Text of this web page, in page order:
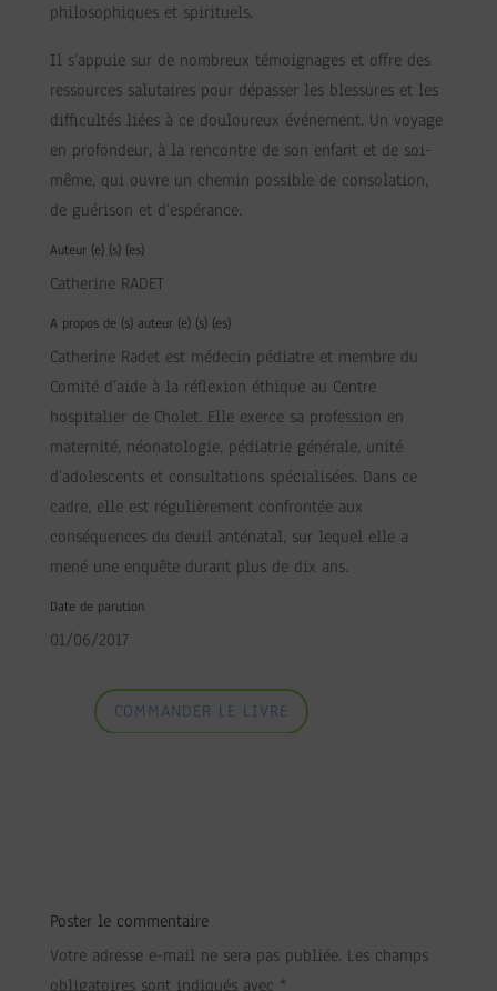
philosophiques et spirituels.
Il s’appuie sur de nombreux témoignages et offre des
ressources salutaires pour dépasser les blessures et les
difficultés liées à ce douloureux événement. Un voyage
en profondeur, à la rencontre de son enfant et de soi-
même, qui ouvre un chemin possible de consolation,
de guérison et d’espérance.
Auteur (e) (s) (es)
Catherine RADET
A propos de (s) auteur (e) (s) (es)
Catherine Radet est médecin pédiatre et membre du
Comité d’aide à la réflexion éthique au Centre
hospitalier de Cholet. Elle exerce sa profession en
maternité, néonatologie, pédiatrie générale, unité
d’adolescents et consultations spécialisées. Dans ce
cadre, elle est régulièrement confrontée aux
conséquences du deuil anténatal, sur lequel elle a
mené une enquête durant plus de dix ans.
Date de parution
01/06/2017
COMMANDER LE LIVRE
Poster le commentaire
Votre adresse e-mail ne sera pas publiée. Les champs
obligatoires sont indiqués avec *